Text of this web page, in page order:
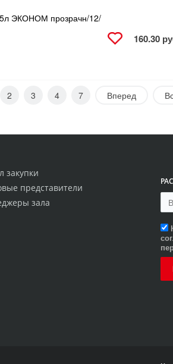
ЭКОНОМ прозрачн/12/
160.30
2 3 4 7 Вперед
закупки
представители
зала